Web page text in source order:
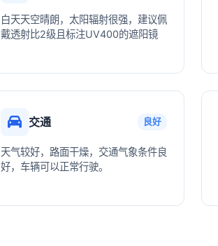
白天天空晴朗，太阳辐射很强，建议佩
戴透射比2级且标注UV400的遮阳镜
交通 良好
天气较好，路面干燥，交通气象条件良
好，车辆可以正常行驶。